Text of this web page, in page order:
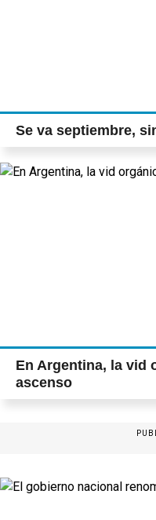
Se va septiembre,
En Argentina, la vid
ascenso